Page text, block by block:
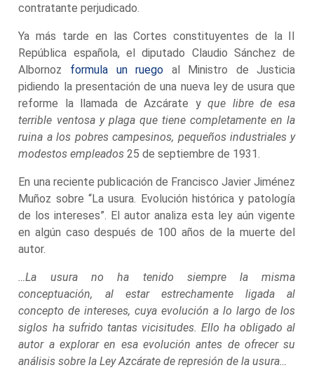
contratante perjudicado.
Ya más tarde en las Cortes constituyentes de la II
República española, el diputado Claudio Sánchez de
Albornoz formula un ruego al Ministro de Justicia
pidiendo la presentación de una nueva ley de usura que
reforme la llamada de Azcárate yque libre de esa
terrible ventosa y plaga que tiene completamente en la
ruina a los pobres campesinos, pequeños industriales y
modestos empleados 25 de septiembre de 1931.
En una reciente publicación de Francisco Javier Jiménez
Muñoz sobre “La usura. Evolución histórica y patología
de los intereses”. El autor analiza esta ley aún vigente
en algún caso después de 100 años de la muerte del
autor.
…La usura no ha tenido siempre la misma
conceptuación, al estar estrechamente ligada al
concepto de intereses, cuya evolución a lo largo de los
siglos ha sufrido tantas vicisitudes. Ello ha obligado al
autor a explorar en esa evolución antes de ofrecer su
análisis sobre la Ley Azcárate de represión de la usura…